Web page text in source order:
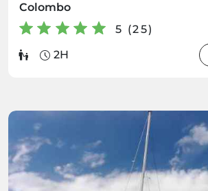
Colombo
5 (25)
2H